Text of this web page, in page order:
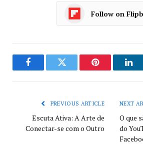
Follow on
FacebookTwitter Pinterest
PREVIOUS ARTICLE
Escuta Ativa: A Arte de
Conectar-se com o Outro
NEXT
O que
do